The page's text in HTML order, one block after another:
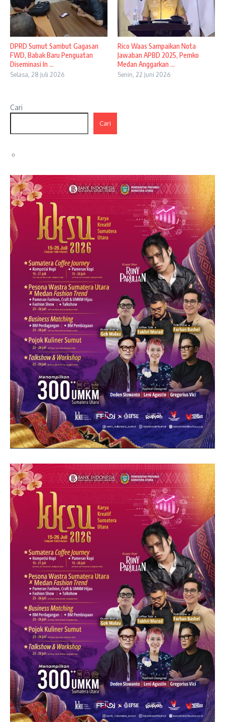
DPRD Sumut Sambut Gagasan
FWD, Babak Baru Penguatan
Diseminasi In ...
Selasa, 28 Juli 2026
Rico Waas Sampaikan Nota
Jawaban APBD 2025, Pemko
Medan Anggarkan ...
Senin, 22 Juni 2026
Cari
Cari